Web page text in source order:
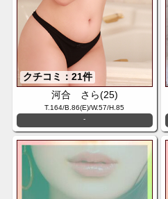
クチコミ：21件
河合 さら(25)
T.164/B.86(E)/W.57/H.85
-